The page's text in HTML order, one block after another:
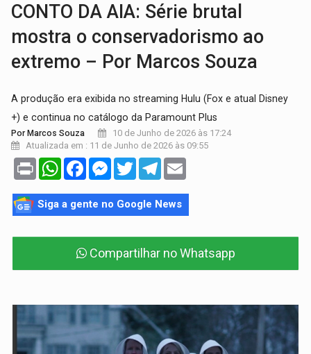
CONTO DA AIA: Série brutal
mostra o conservadorismo ao
extremo – Por Marcos Souza
A produção era exibida no streaming Hulu (Fox e atual Disney
+) e continua no catálogo da Paramount Plus
Por Marcos Souza
10 de Junho de 2026 às 17:24
Atualizada em : 11 de Junho de 2026 às 09:55
Print WhatsAppFacebookMessenger
TwitterTelegram
Siga a gente no Google News
Compartilhar no Whatsapp